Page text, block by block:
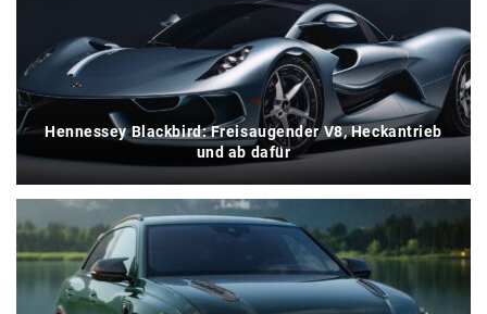
Hennessey Blackbird: Freisaugender V8, Heckantrieb
und ab dafür